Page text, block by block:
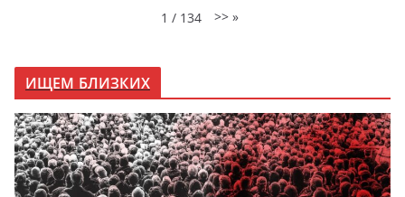
1 / 134 >> »
ИЩЕМ БЛИЗКИХ